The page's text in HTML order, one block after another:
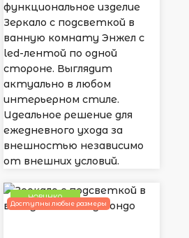
функциональное изделие
Зеркало с подсветкой в
ванную комнату Энжел с
led-лентой по одной
стороне. Выглядит
актуально в любом
интерьерном стиле.
Идеальное решение для
ежедневного ухода за
внешностью независимо
от внешних условий.
НОВИНКА
Доступны любые размеры